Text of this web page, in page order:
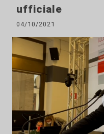
ufficiale
04/10/2021